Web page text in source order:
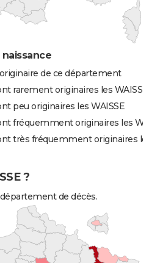
naissance
de ce département
rarement originaires les WAISSE
peu originaires les WAISSE
fréquemment originaires les
très fréquemment originaires
?
de décès.